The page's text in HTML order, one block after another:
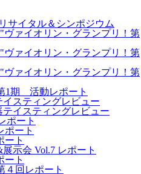
サイタル＆シンポジウム
ァイオリン・グランプリ！第
ァイオリン・グランプリ！第
ァイオリン・グランプリ！第
1期 活動レポート
イスティングレビュー
テイスティングレビュー
ポート
ポート
ート
示会 Vol.7 レポート
ート
４回レポート